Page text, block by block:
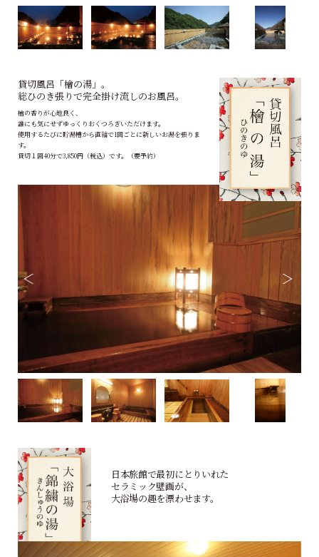
貸切風呂「檜の湯」。
総ひのき張りで完全掛け流しのお風呂。
檜の香りが心地良く、
誰にも気にせずゆっくりおくつろぎいただけます。
使用するたびに貯湯槽から直結で1回ごとに新しいお湯を張りま
す。
貸切１回40分で3,850円（税込）です。（要予約）
日本旅館で最初にとりいれた
セラミック壁画が、
大浴場の趣を漂わせます。